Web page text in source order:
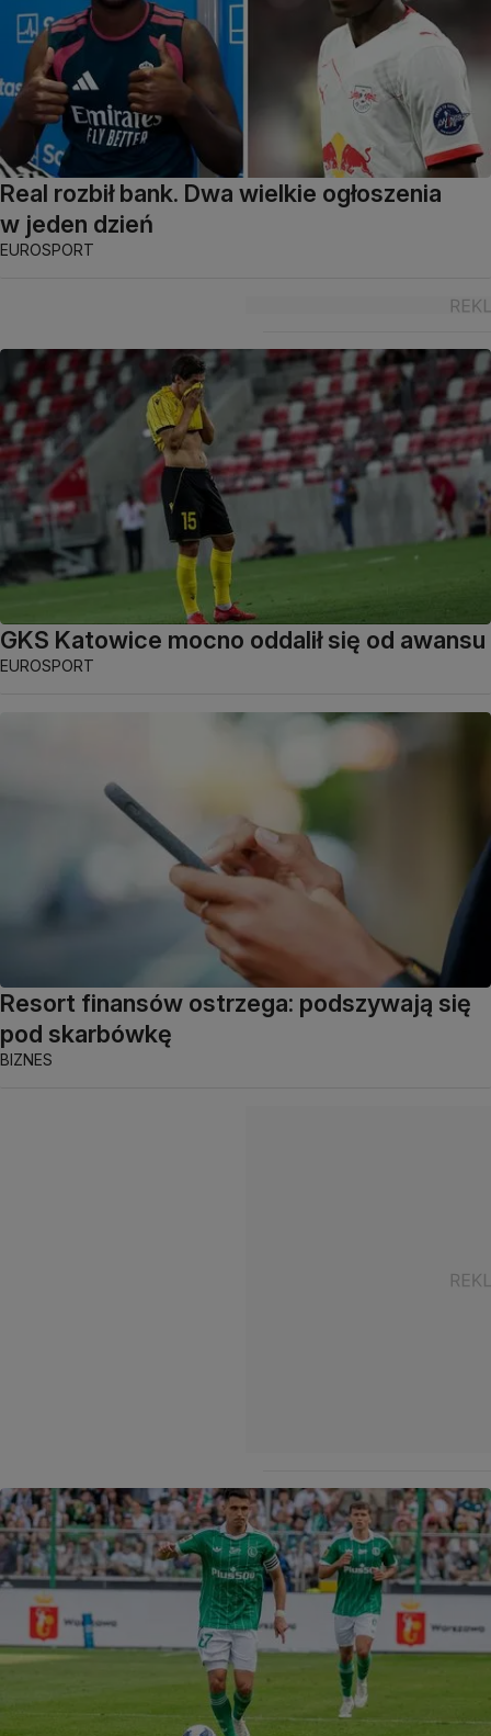
Real rozbił bank. Dwa wielkie ogłoszenia
w jeden dzień
EUROSPORT
GKS Katowice mocno oddalił się od awansu
EUROSPORT
Resort finansów ostrzega: podszywają się
pod skarbówkę
BIZNES